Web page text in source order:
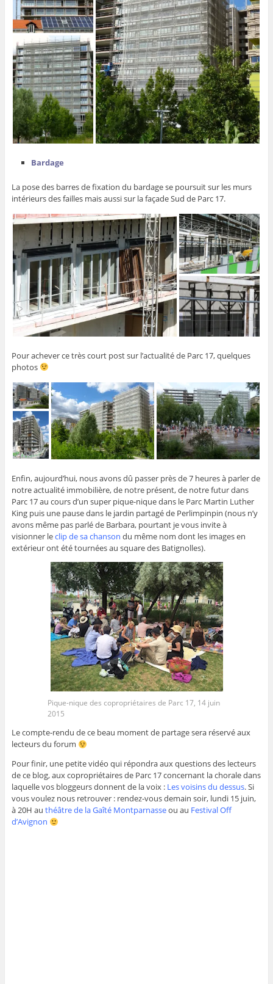
Bardage
La pose des barres de fixation du bardage se poursuit sur les murs
intérieurs des failles mais aussi sur la façade Sud de Parc 17.
Pour achever ce très court post sur l’actualité de Parc 17, quelques
photos
Enfin, aujourd’hui, nous avons dû passer près de 7 heures à parler de
notre actualité immobilière, de notre présent, de notre futur dans
Parc 17 au cours d’un super pique-nique dans le Parc Martin Luther
King puis une pause dans le jardin partagé de Perlimpinpin (nous n’y
avons même pas parlé de Barbara, pourtant je vous invite à
visionner leclip de sa chanson du même nom dont les images en
extérieur ont été tournées au square des Batignolles).
Pique-nique des copropriétaires de Parc 17, 14 juin
2015
Le compte-rendu de ce beau moment de partage sera réservé aux
lecteurs du forum
Pour finir, une petite vidéo qui répondra aux questions des lecteurs
de ce blog, aux copropriétaires de Parc 17 concernant la chorale dans
laquelle vos bloggeurs donnent de la voix : Les voisins du dessus. Si
vous voulez nous retrouver : rendez-vous demain soir, lundi 15 juin,
à 20H au théâtre de la Gaîté Montparnasseou au Festival Off
d’Avignon